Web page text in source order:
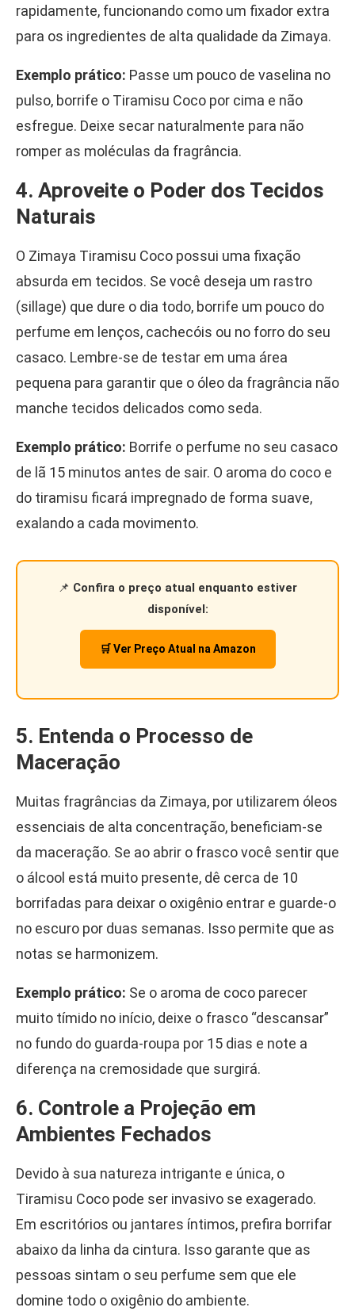
rapidamente, funcionando como um fixador extra
para os ingredientes de alta qualidade da Zimaya.
Exemplo prático: Passe um pouco de vaselina no
pulso, borrife o Tiramisu Coco por cima e não
esfregue. Deixe secar naturalmente para não
romper as moléculas da fragrância.
4. Aproveite o Poder dos Tecidos
Naturais
O Zimaya Tiramisu Coco possui uma fixação
absurda em tecidos. Se você deseja um rastro
(sillage) que dure o dia todo, borrife um pouco do
perfume em lenços, cachecóis ou no forro do seu
casaco. Lembre-se de testar em uma área
pequena para garantir que o óleo da fragrância não
manche tecidos delicados como seda.
Exemplo prático: Borrife o perfume no seu casaco
de lã 15 minutos antes de sair. O aroma do coco e
do tiramisu ficará impregnado de forma suave,
exalando a cada movimento.
📌 Confira o preço atual enquanto estiver
disponível:
🛒 Ver Preço Atual na Amazon
5. Entenda o Processo de
Maceração
Muitas fragrâncias da Zimaya, por utilizarem óleos
essenciais de alta concentração, beneficiam-se
da maceração. Se ao abrir o frasco você sentir que
o álcool está muito presente, dê cerca de 10
borrifadas para deixar o oxigênio entrar e guarde-o
no escuro por duas semanas. Isso permite que as
notas se harmonizem.
Exemplo prático: Se o aroma de coco parecer
muito tímido no início, deixe o frasco “descansar”
no fundo do guarda-roupa por 15 dias e note a
diferença na cremosidade que surgirá.
6. Controle a Projeção em
Ambientes Fechados
Devido à sua natureza intrigante e única, o
Tiramisu Coco pode ser invasivo se exagerado.
Em escritórios ou jantares íntimos, prefira borrifar
abaixo da linha da cintura. Isso garante que as
pessoas sintam o seu perfume sem que ele
domine todo o oxigênio do ambiente.